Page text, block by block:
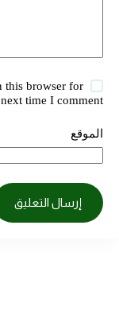
this browser for
time I comment.
الموقع
إرسال التعليق